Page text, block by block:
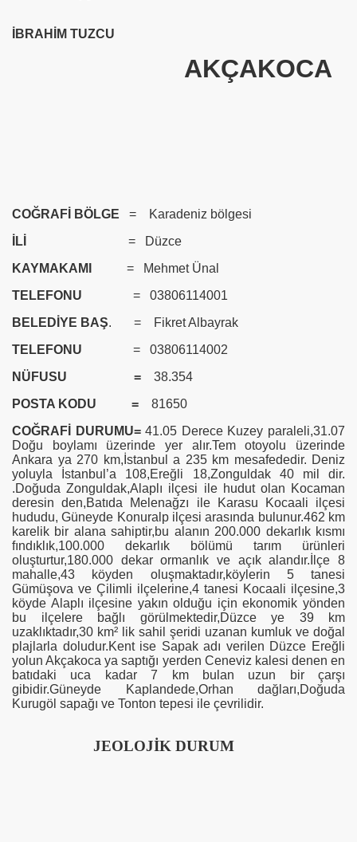
İBRAHİM TUZCU
AKÇAKOCA
COĞRAFİ BÖLGE = Karadeniz bölgesi
İLİ
= Düzce
KAYMAKAMI
= Mehmet Ünal
TELEFONU
= 03806114001
BELEDİYE BAŞ. = Fikret Albayrak
TELEFONU
= 03806114002
NÜFUSU = 38.354
POSTA KODU = 81650
COĞRAFİ DURUMU=41.05 Derece Kuzey paraleli,31.07
Doğu boylamı üzerinde yer alır.Tem otoyolu üzerinde
Ankara ya 270 km,İstanbul a 235 km mesafededir. Deniz
yoluyla İstanbul’a 108,Ereğli 18,Zonguldak 40 mil
dir.
.Doğuda Zonguldak,Alaplı ilçesi ile hudut olan Kocaman
deresin den,Batıda Melenağzı ile Karasu Kocaali ilçesi
hududu, Güneyde Konuralp ilçesi arasında bulunur.462 km
karelik bir alana sahiptir,bu alanın 200.000 dekarlık kısmı
fındıklık,100.000 dekarlık bölümü tarım ürünleri
oluşturtur,180.000 dekar ormanlık ve açık alandır.İlçe 8
mahalle,43 köyden oluşmaktadır,köylerin 5 tanesi
Gümüşova ve Çilimli ilçelerine,4 tanesi Kocaali ilçesine,3
köyde Alaplı ilçesine yakın olduğu için ekonomik yönden
bu ilçelere bağlı görülmektedir,Düzce ye 39 km
uzaklıktadır,30 km² lik sahil şeridi uzanan kumluk ve doğal
plajlarla doludur.Kent ise Sapak adı verilen Düzce Ereğli
yolun Akçakoca ya saptığı yerden Ceneviz kalesi denen en
batıdaki uca kadar7 kmbulan uzun bir çarşı
gibidir.Güneyde Kaplandede,Orhan dağları,Doğuda
Kurugöl sapağı ve Tonton tepesi ile çevrilidir.
JEOLOJİK DURUM